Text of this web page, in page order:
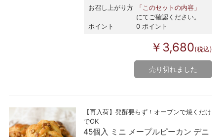
お召し上がり方
「このセットの内容」
にてご確認ください。
ポイント
0 ポイント
￥3,680(税込)
売り切れました
【再入荷】発酵要らず！オーブンで焼くだけ
でOK
45個入 ミニ メープルピーカン デニ